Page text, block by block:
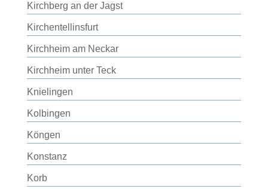
Kirchberg an der Jagst
Kirchentellinsfurt
Kirchheim am Neckar
Kirchheim unter Teck
Knielingen
Kolbingen
Köngen
Konstanz
Korb